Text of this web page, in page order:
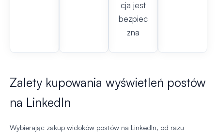
cja jest
bezpiec
zna
Zalety kupowania wyświetleń postów
na LinkedIn
Wybierając zakup widoków postów na LinkedIn, od razu